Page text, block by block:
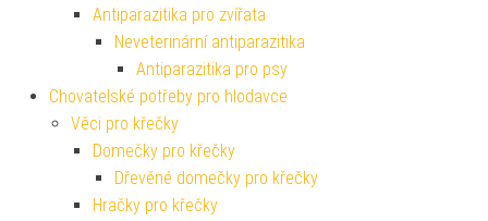
Antiparazitika pro zvířata
Neveterinární antiparazitika
Antiparazitika pro psy
Chovatelské potřeby pro hlodavce
Věci pro křečky
Domečky pro křečky
Dřevěné domečky pro křečky
Hračky pro křečky